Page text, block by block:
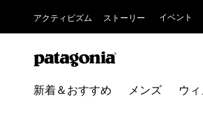
アクティビズム ストーリー イベント
新着＆おすすめ メンズ ウ